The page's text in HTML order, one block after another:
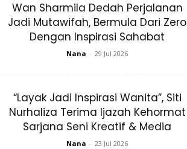
Wan Sharmila Dedah Perjalanan
Jadi Mutawifah, Bermula Dari Zero
Dengan Inspirasi Sahabat
Nana - 29 Jul 2026
“Layak Jadi Inspirasi Wanita”, Siti
Nurhaliza Terima Ijazah Kehormat
Sarjana Seni Kreatif & Media
Nana - 23 Jul 2026